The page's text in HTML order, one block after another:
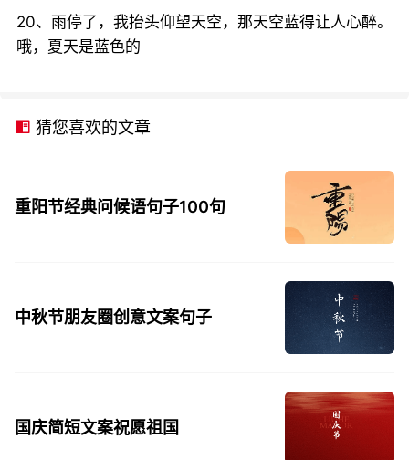
20、雨停了，我抬头仰望天空，那天空蓝得让人心醉。
哦，夏天是蓝色的
猜您喜欢的文章
重阳节经典问候语句子100句
中秋节朋友圈创意文案句子
国庆简短文案祝愿祖国